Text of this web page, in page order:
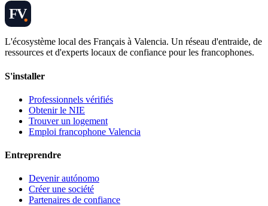
FV
L'écosystème local des Français à Valencia. Un réseau d'entraide, de
ressources et d'experts locaux de confiance pour les francophones.
S'installer
Professionnels vérifiés
Obtenir le NIE
Trouver un logement
Emploi francophone Valencia
Entreprendre
Devenir autónomo
Créer une société
Partenaires de confiance